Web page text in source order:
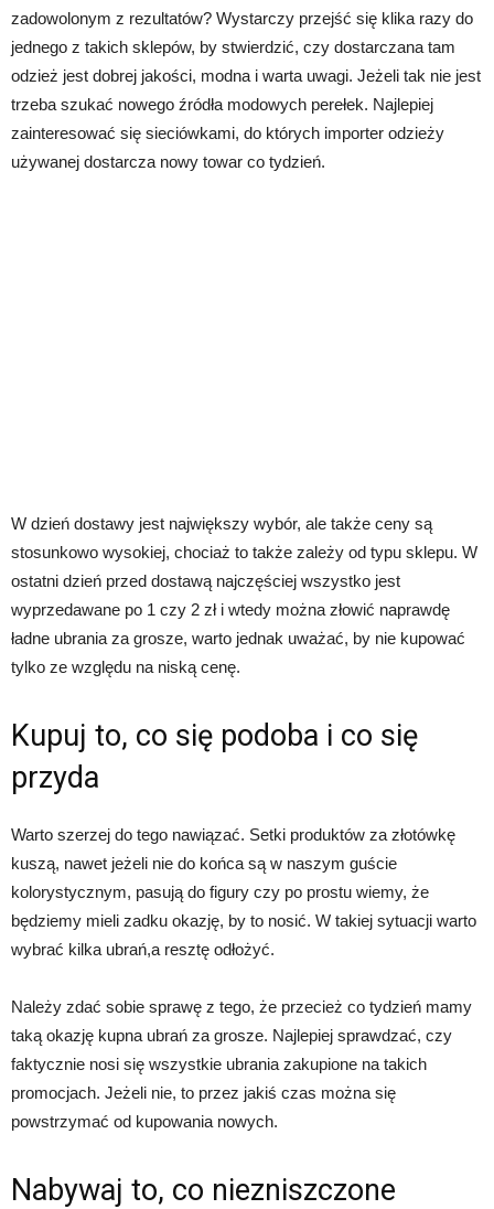
zadowolonym z rezultatów? Wystarczy przejść się klika razy do
jednego z takich sklepów, by stwierdzić, czy dostarczana tam
odzież jest dobrej jakości, modna i warta uwagi. Jeżeli tak nie jest
trzeba szukać nowego źródła modowych perełek. Najlepiej
zainteresować się sieciówkami, do których importer odzieży
używanej dostarcza nowy towar co tydzień.
W dzień dostawy jest największy wybór, ale także ceny są
stosunkowo wysokiej, chociaż to także zależy od typu sklepu. W
ostatni dzień przed dostawą najczęściej wszystko jest
wyprzedawane po 1 czy 2 zł i wtedy można złowić naprawdę
ładne ubrania za grosze, warto jednak uważać, by nie kupować
tylko ze względu na niską cenę.
Kupuj to, co się podoba i co się
przyda
Warto szerzej do tego nawiązać. Setki produktów za złotówkę
kuszą, nawet jeżeli nie do końca są w naszym guście
kolorystycznym, pasują do figury czy po prostu wiemy, że
będziemy mieli zadku okazję, by to nosić. W takiej sytuacji warto
wybrać kilka ubrań,a resztę odłożyć.
Należy zdać sobie sprawę z tego, że przecież co tydzień mamy
taką okazję kupna ubrań za grosze. Najlepiej sprawdzać, czy
faktycznie nosi się wszystkie ubrania zakupione na takich
promocjach. Jeżeli nie, to przez jakiś czas można się
powstrzymać od kupowania nowych.
Nabywaj to, co niezniszczone